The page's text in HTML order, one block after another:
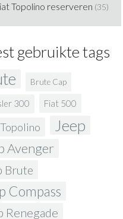
Topolino reserveren (35)
gebruikte tags
Brute Cap
300 Fiat 500
Jeep
Avenger
Brute
Compass
Renegade